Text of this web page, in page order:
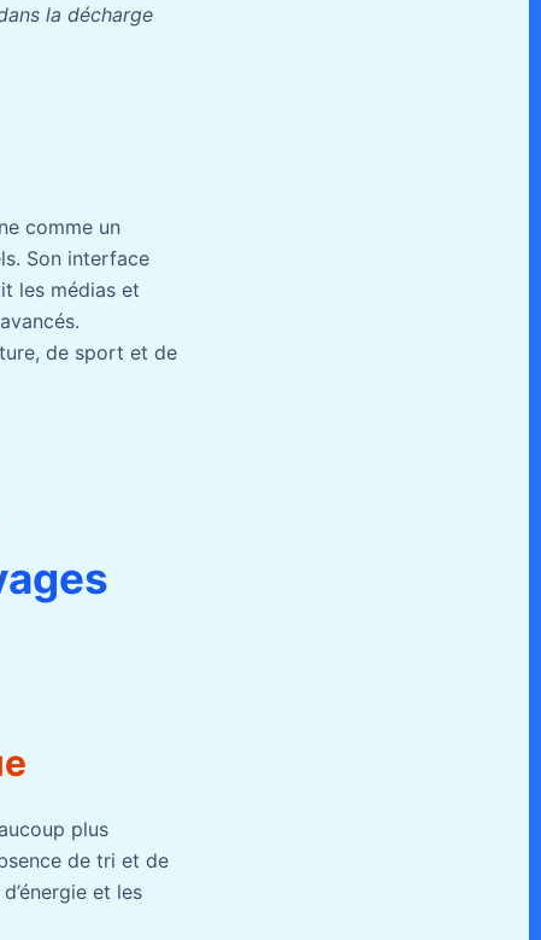
la décharge
comme un
Son interface
les médias et
de sport et de
plus
de tri et de
et les